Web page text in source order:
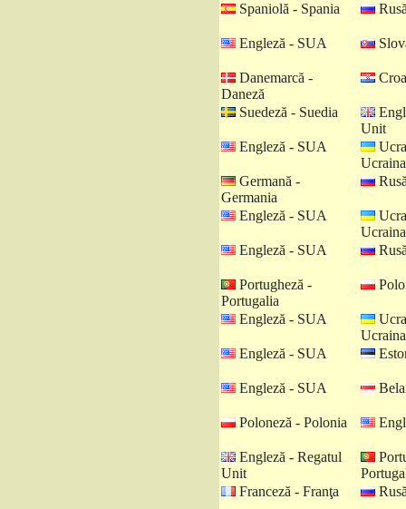
Spaniolă - Spania
Engleză - SUA
Danemarcă -
Daneză
Suedeză - Suedia
Unit
Engleză - SUA
Ucraina
Germană -
Germania
Engleză - SUA
Ucraina
Engleză - SUA
Portugheză -
Portugalia
Engleză - SUA
Ucraina
Engleză - SUA
Engleză - SUA
Poloneză - Polonia
Engleză - Regatul
Unit
Franceză - Franţa